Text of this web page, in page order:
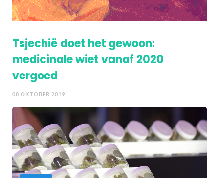
Tsjechië doet het gewoon:
medicinale wiet vanaf 2020
vergoed
08 OKTOBER 2019